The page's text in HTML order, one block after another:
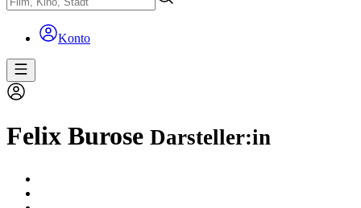
Konto
Felix Burose Darsteller:in